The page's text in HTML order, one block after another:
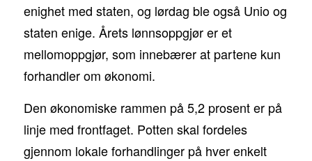
enighet med staten, og lørdag ble også Unio og
staten enige. Årets lønnsoppgjør er et
mellomoppgjør, som innebærer at partene kun
forhandler om økonomi.
Den økonomiske rammen på 5,2 prosent er på
linje med frontfaget. Potten skal fordeles
gjennom lokale forhandlinger på hver enkelt